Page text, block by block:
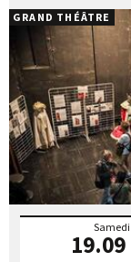
Samedi
19.09
GRAND THÉÂTRE